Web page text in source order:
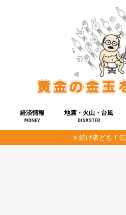
経済情報
MONEY
地震・火山・台風
DISASTER
続け者ども！